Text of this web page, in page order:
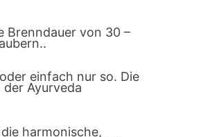
Brenndauer von 30 –
einfach nur so. Die
Ayurveda
harmonische,